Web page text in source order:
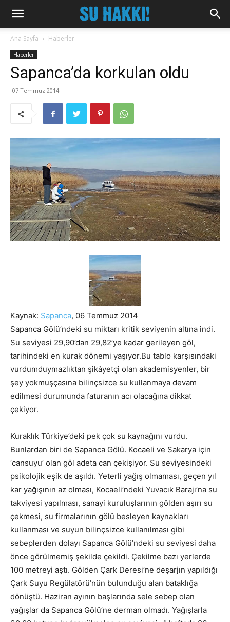
Ana Sayfa Haberler
Haberler
Sapanca’da korkulan oldu
07 Temmuz 2014
Kaynak: Sapanca, 06 Temmuz 2014
Sapanca Gölü’ndeki su miktarı kritik seviyenin altına indi.
Su seviyesi 29,90’dan 29,82’ye kadar gerileyen göl,
tarihindeki en kurak dönemi yaşıyor.Bu tablo karşısındaki
vurdumduymazlıktan şikâyetçi olan akademisyenler, bir
şey yokmuşçasına bilinçsizce su kullanmaya devam
edilmesi durumunda faturanın acı olacağına dikkat
çekiyor.
Kuraklık Türkiye’deki pek çok su kaynağını vurdu.
Bunlardan biri de Sapanca Gölü. Kocaeli ve Sakarya için
‘cansuyu’ olan göl adeta can çekişiyor. Su seviyesindeki
psikolojik eşik de aşıldı. Yeterli yağış olmaması, geçen yıl
kar yağışının az olması, Kocaeli’ndeki Yuvacık Barajı’na su
takviyesi yapılması, sanayi kuruluşlarının gölden aşırı su
çekmesi, su firmalarının gölü besleyen kaynakları
kullanması ve suyun bilinçsizce kullanılması gibi
sebeplerden dolayı Sapanca Gölü’ndeki su seviyesi daha
önce görülmemiş şekilde çekildi. Çekilme bazı yerlerde
100 metreyi aştı. Gölden Çark Deresi’ne deşarjın yapıldığı
Çark Suyu Regülatörü’nün bulunduğu alan bataklığa
dönüştü. Haziran ayının başlarında sele sebep olan
yağışlar da Sapanca Gölü’ne derman olmadı. Yağışlarla